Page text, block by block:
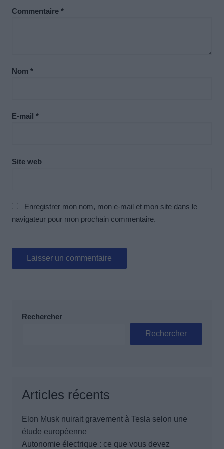
Commentaire *
Nom *
E-mail *
Site web
Enregistrer mon nom, mon e-mail et mon site dans le
navigateur pour mon prochain commentaire.
Rechercher
Rechercher
Articles récents
Elon Musk nuirait gravement à Tesla selon une
étude européenne
Autonomie électrique : ce que vous devez